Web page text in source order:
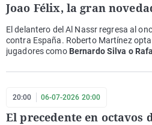
Joao Félix, la gran
El delantero del Al Nassr regresa al
contra España. Roberto Martínez
jugadores como Bernardo Silva o
20:00 06-07-2026 20:00
El precedente en octavos